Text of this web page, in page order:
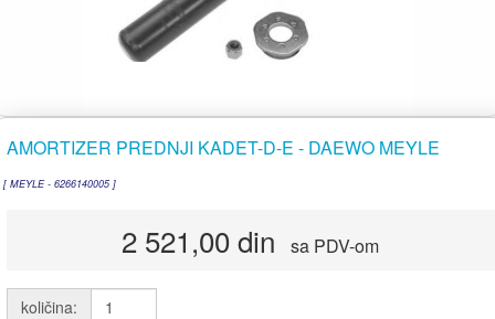
AMORTIZER PREDNJI KADET-D-E - DAEWO MEYLE
[ MEYLE - 6266140005 ]
2 521,00 dinsa PDV-om
količina: